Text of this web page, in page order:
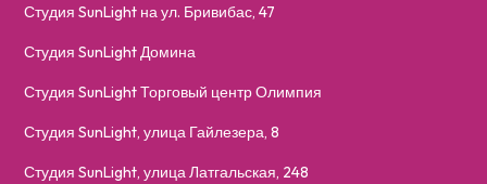
Студия SunLight на ул. Бривибас, 47
Студия SunLight Домина
Студия SunLight Торговый центр Олимпия
Студия SunLight, улица Гайлезера, 8
Студия SunLight, улица Латгальская, 248